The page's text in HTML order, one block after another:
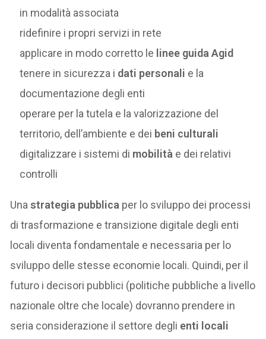
in modalità associata
ridefinire i propri servizi in rete
applicare in modo corretto le linee guida Agid
tenere in sicurezza i dati personali e la
documentazione degli enti
operare per la tutela e la valorizzazione del
territorio, dell’ambiente e dei beni culturali
digitalizzare i sistemi di mobilità e dei relativi
controlli
Unastrategia pubblica per lo sviluppo dei processi
di trasformazione e transizione digitale degli enti
locali diventa fondamentale e necessaria per lo
sviluppo delle stesse economie locali. Quindi, per il
futuro i decisori pubblici (politiche pubbliche a livello
nazionale oltre che locale) dovranno prendere in
seria considerazione il settore degli enti locali